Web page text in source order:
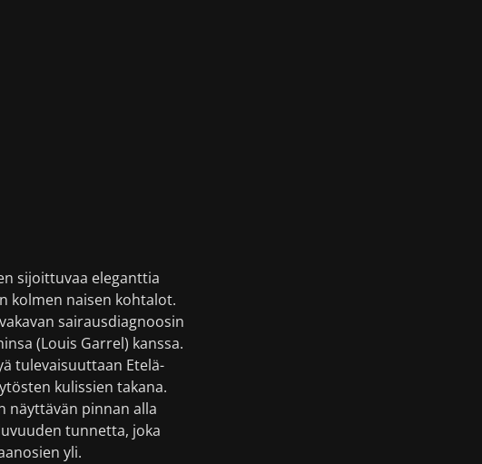
sijoittuvaa eleganttia
kolmen naisen kohtalot.
sairausdiagnoosin
(Louis Garrel) kanssa.
tulevaisuuttaan Etelä-
kulissien takana.
näyttävän pinnan alla
tunnetta, joka
yli.